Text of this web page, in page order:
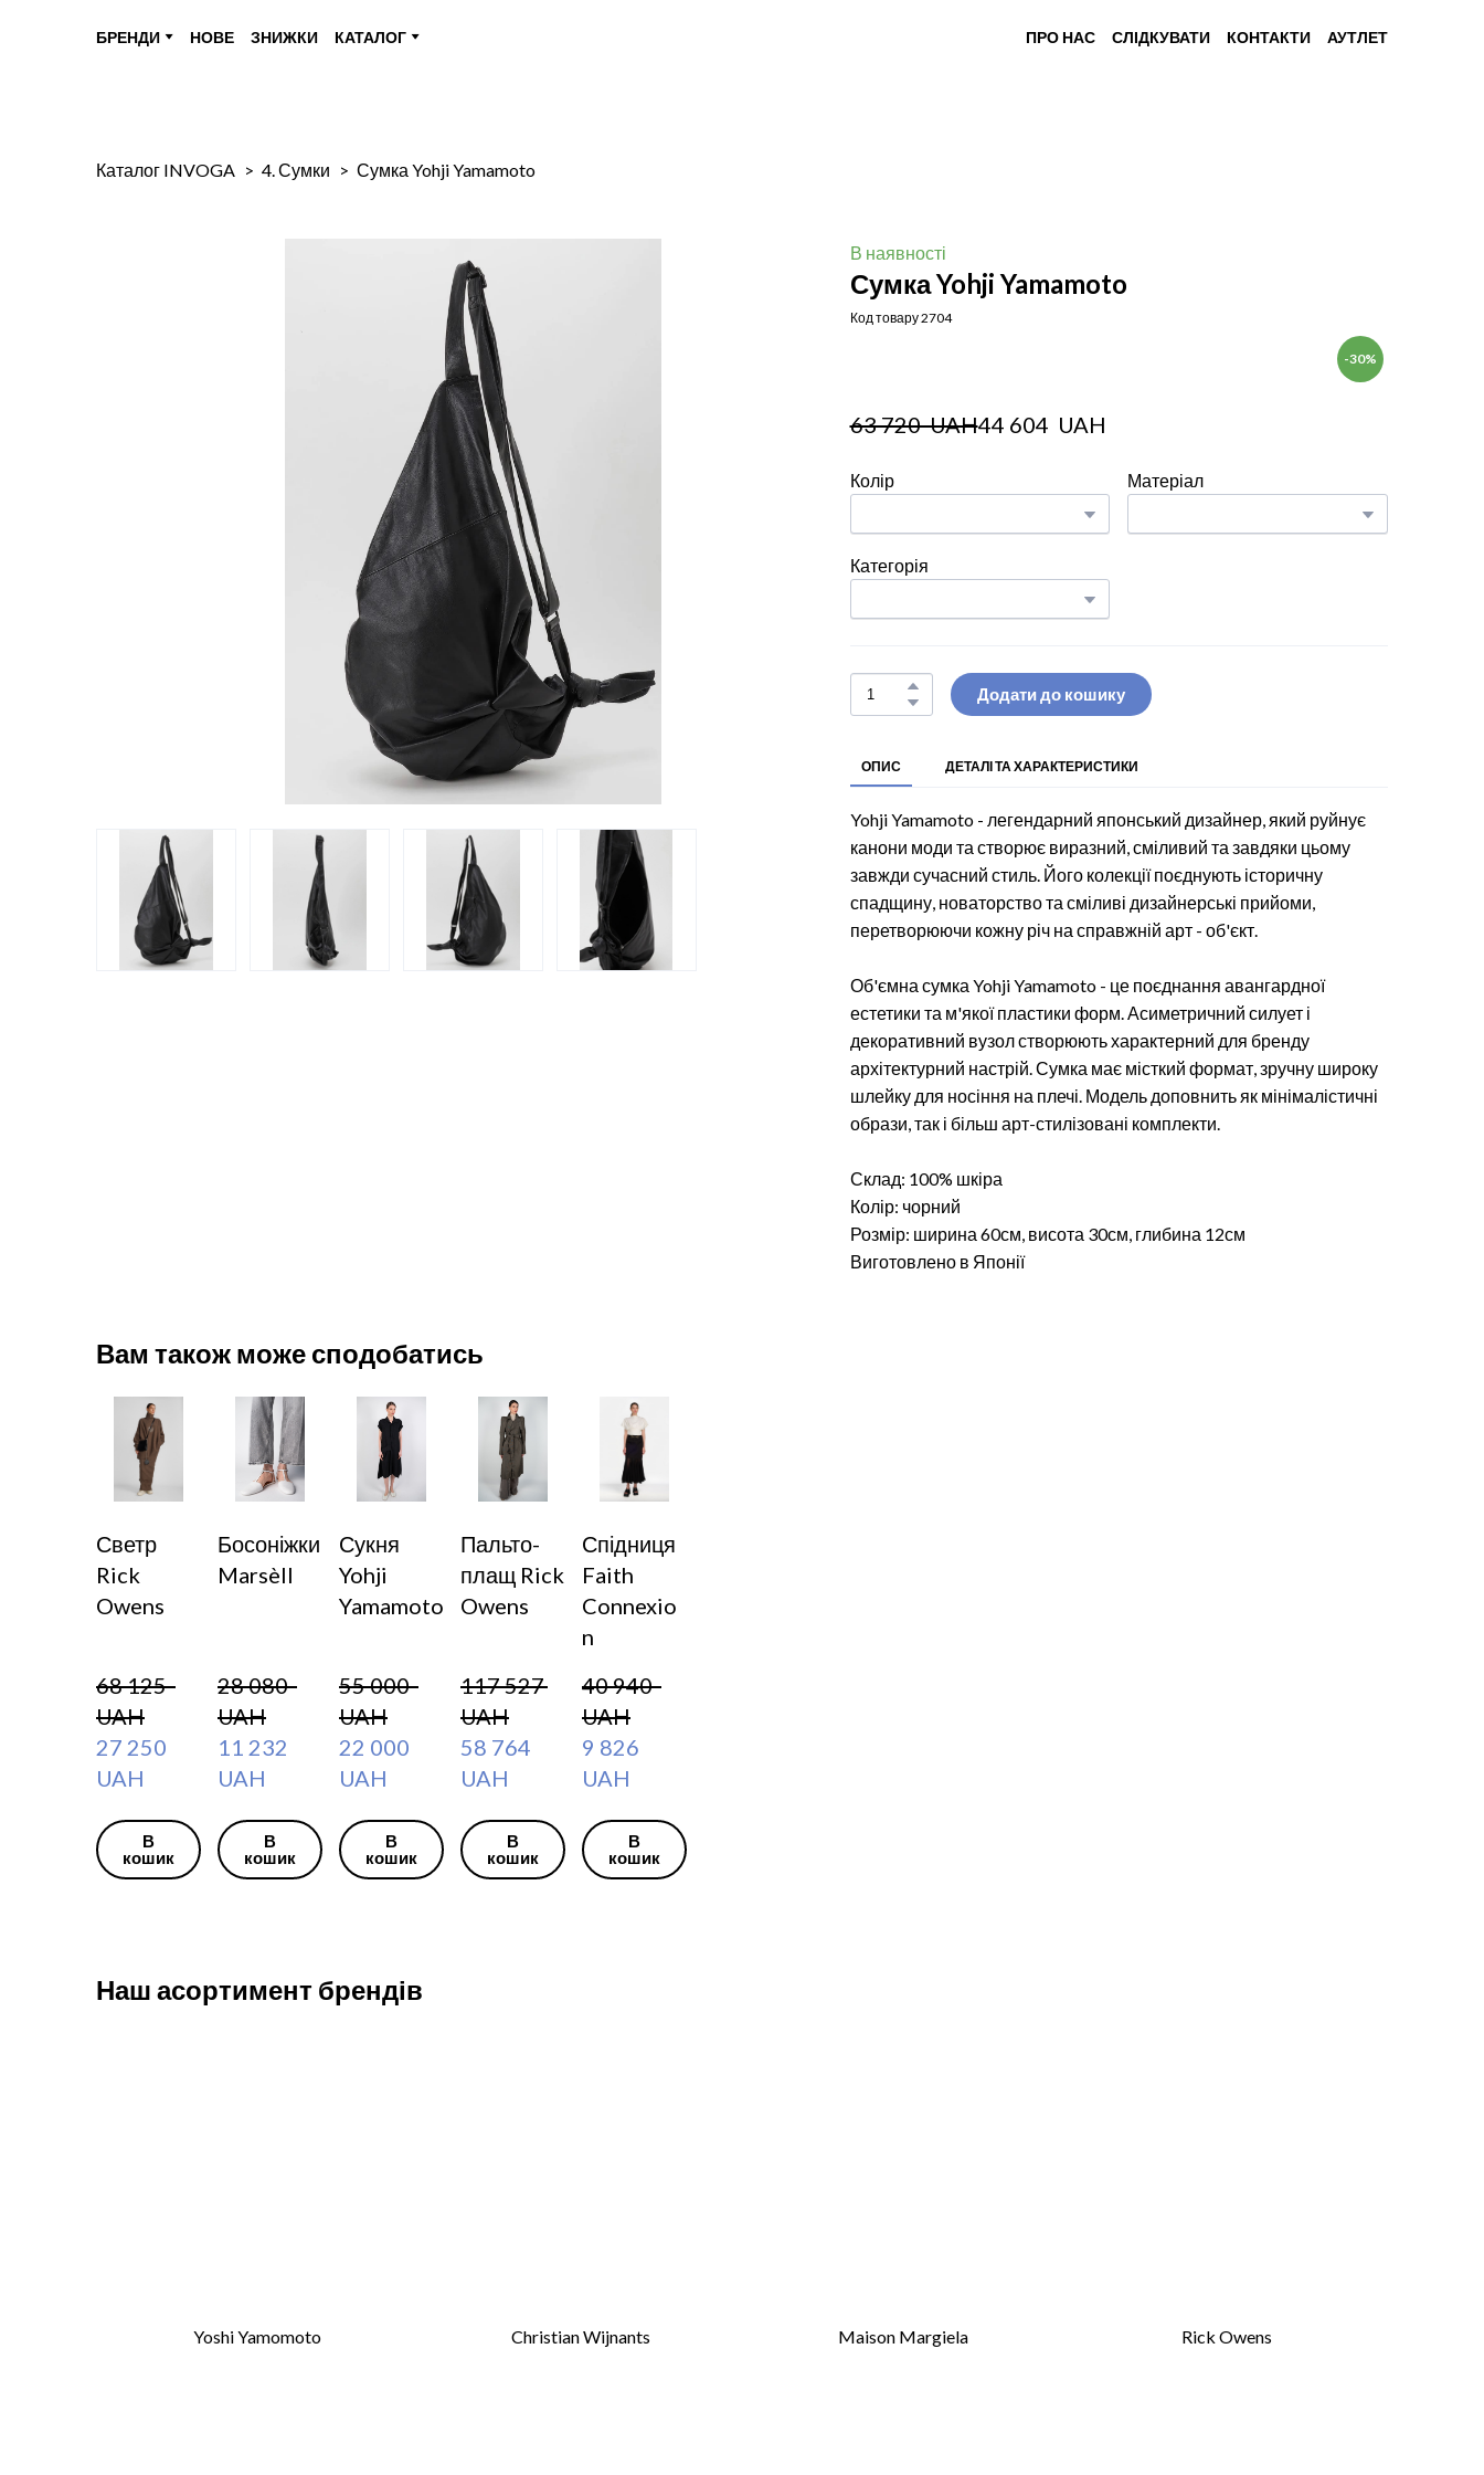
БРЕНДИ НОВЕ ЗНИЖКИ КАТАЛОГ ПРО НАС СЛІДКУВАТИ КОНТАКТИ АУТЛЕТ
Каталог INVOGA 4. Сумки Сумка Yohji Yamamoto
В наявності
Сумка Yohji Yamamoto
Код товару 2704
-30%
63 720  UAH44 604  UAH
Колір Матеріал
Категорія
Додати до кошику
ОПИС ДЕТАЛІ ТА ХАРАКТЕРИСТИКИ
Yohji Yamamoto - легендарний японський дизайнер, який руйнує
канони моди та створює виразний, сміливий та завдяки цьому
завжди сучасний стиль. Його колекції поєднують історичну
спадщину, новаторство та сміливі дизайнерські прийоми,
перетворюючи кожну річ на справжній арт - об'єкт.
Об'ємна сумка Yohji Yamamoto - це поєднання авангардної
естетики та м'якої пластики форм. Асиметричний силует і
декоративний вузол створюють характерний для бренду
архітектурний настрій. Сумка має місткий формат, зручну широку
шлейку для носіння на плечі. Модель доповнить як мінімалістичні
образи, так і більш арт-стилізовані комплекти.
Склад: 100% шкіра
Колір: чорний
Розмір: ширина 60см, висота 30см, глибина 12см
Виготовлено в Японії
Вам також може сподобатись
Светр
Rick
Owens
68 125
UAH
27 250
UAH
В
кошик
Босоніжки
Marsèll
28 080
UAH
11 232
UAH
В
кошик
Сукня
Yohji
Yamamoto
55 000
UAH
22 000
UAH
В
кошик
Пальто-
плащ Rick
Owens
117 527
UAH
58 764
UAH
В
кошик
Спідниця
Faith
Connexio
n
40 940
UAH
9 826
UAH
В
кошик
Наш асортимент брендів
Yoshi Yamomoto Christian Wijnants Maison Margiela Rick Owens